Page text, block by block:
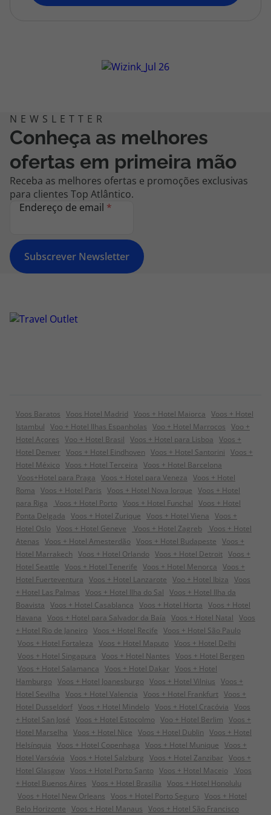
topatlantico@topatlantico.com
Conheça as melhores
ofertas em primeira mão
Receba as melhores ofertas e promoções exclusivas
para clientes Top Atlântico.
Endereço de email *
Subscrever Newsletter
Voos Baratos Voos Hotel Madrid Voos + Hotel Maiorca Voos + Hotel
Istambul Voo + Hotel Ilhas Espanholas Voo + Hotel Marrocos Voo +
Hotel Açores Voo + Hotel Brasil Voos + Hotel para Lisboa Voos +
Hotel Denver Voos + Hotel Eindhoven Voos + Hotel Santorini Voos +
Hotel México Voos + Hotel Terceira Voos + Hotel Barcelona
Voos+Hotel para Praga Voos + Hotel para Veneza Voos + Hotel
Roma Voos + Hotel Paris Voos + Hotel Nova Iorque Voos + Hotel
para Riga
Voos + Hotel Porto Voos + Hotel Funchal Voos + Hotel
Ponta Delgada Voos + Hotel Zurique Voos + Hotel Viena Voos +
Hotel Oslo Voos + Hotel Geneve Voos + Hotel Zagreb
Voos + Hotel
Atenas Voos + Hotel Amesterdão Voos + Hotel Budapeste Voos +
Hotel Marrakech Voos + Hotel Orlando Voos + Hotel Detroit Voos +
Hotel Seattle Voos + Hotel Tenerife Voos + Hotel Menorca Voos +
Hotel Fuerteventura Voos + Hotel Lanzarote Voo + Hotel Ibiza Voos
+ Hotel Las Palmas Voos + Hotel Ilha do Sal Voos + Hotel Ilha da
Boavista Voos + Hotel Casablanca Voos + Hotel Horta Voos + Hotel
Havana Voos + Hotel para Salvador da Baía Voos + Hotel Natal Voos
+ Hotel Rio de Janeiro Voos + Hotel Recife Voos + Hotel São Paulo
Voos + Hotel Fortaleza Voos + Hotel Maputo Voos + Hotel Delhi
Voos + Hotel Singapura Voos + Hotel Nantes Voos + Hotel Bergen
Voos + Hotel Salamanca Voos + Hotel Dakar Voos + Hotel
Hamburgo Voos + Hotel Joanesburgo Voos + Hotel Vilnius Voos +
Hotel Sevilha Voos + Hotel Valencia Voos + Hotel Frankfurt Voos +
Hotel Dusseldorf Voos + Hotel Mindelo Voos + Hotel Cracóvia Voos
+ Hotel San José Voos + Hotel Estocolmo Voo + Hotel Berlim Voos +
Hotel Marselha Voos + Hotel Nice Voos + Hotel Dublin Voos + Hotel
Helsínquia Voos + Hotel Copenhaga Voos + Hotel Munique Voos +
Hotel Varsóvia Voos + Hotel Salzburg Voos + Hotel Zanzibar Voos +
Hotel Glasgow Voos + Hotel Porto Santo Voos + Hotel Maceio
Voos
+ Hotel Buenos Aires Voos + Hotel Brasília Voos + Hotel Honolulu
Voos + Hotel New Orleans Voos + Hotel Porto Seguro Voos + Hotel
Belo Horizonte Voos + Hotel Manaus Voos + Hotel São Francisco